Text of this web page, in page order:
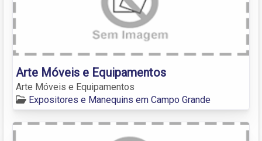
Arte Móveis e Equipamentos
Arte Móveis e Equipamentos
Expositores e Manequins em Campo Grande